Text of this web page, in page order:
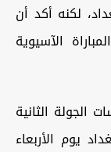
لكنه أكد أن
الآسيوية
الجولة الثانية
آسيا 2، في بغداد يوم الأربعاء